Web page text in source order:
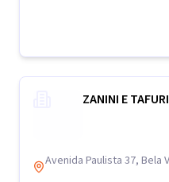
ZANINI E
Avenida Paulista 37, Bela